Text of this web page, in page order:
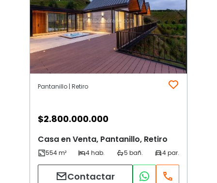
Pantanillo | Retiro
$2.800.000.000
Casa en Venta, Pantanillo, Retiro
Contactar